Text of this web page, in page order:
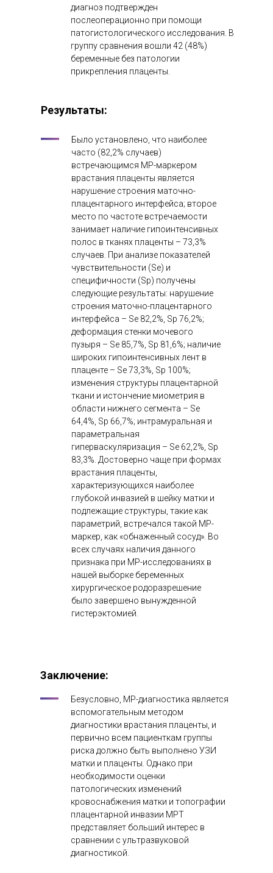
Результаты:
Было установлено, что наиболее
часто (82,2% случаев)
встречающимся МР-маркером
врастания плаценты является
нарушение строения маточно-
плацентарного интерфейса; второе
место по частоте встречаемости
занимает наличие гипоинтенсивных
полос в тканях плаценты – 73,3%
случаев. При анализе показателей
чувствительности (Se) и
специфичности (Sp) получены
следующие результаты: нарушение
строения маточно-плацентарного
интерфейса – Se 82,2%, Sp 76,2%;
деформация стенки мочевого
пузыря – Se 85,7%, Sp 81,6%; наличие
широких гипоинтенсивных лент в
плаценте – Se 73,3%, Sp 100%;
изменения структуры плацентарной
ткани и истончение миометрия в
области нижнего сегмента – Se
64,4%, Sp 66,7%; интрамуральная и
параметральная
гиперваскуляризация – Se 62,2%, Sp
83,3%. Достоверно чаще при формах
врастания плаценты,
характеризующихся наиболее
глубокой инвазией в шейку матки и
подлежащие структуры, такие как
параметрий, встречался такой МР-
маркер, как «обнаженный сосуд». Во
всех случаях наличия данного
признака при МР-исследованиях в
нашей выборке беременных
хирургическое родоразрешение
было завершено вынужденной
гистерэктомией.
Заключение:
Безусловно, МР-диагностика является
вспомогательным методом
диагностики врастания плаценты, и
первично всем пациенткам группы
риска должно быть выполнено УЗИ
матки и плаценты. Однако при
необходимости оценки
патологических изменений
кровоснабжения матки и топографии
плацентарной инвазии МРТ
представляет больший интерес в
сравнении с ультразвуковой
диагностикой.
диагноз подтвержден
послеоперационно при помощи
патогистологического исследования. В
группу сравнения вошли 42 (48%)
беременные без патологии
прикрепления плаценты.